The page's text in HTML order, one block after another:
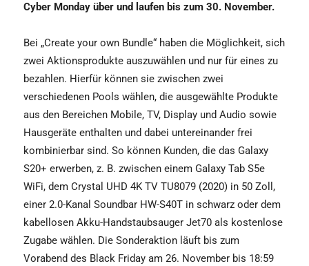
Cyber Monday über und laufen bis zum 30. November.
Bei „Create your own Bundle“ haben die Möglichkeit, sich
zwei Aktionsprodukte auszuwählen und nur für eines zu
bezahlen. Hierfür können sie zwischen zwei
verschiedenen Pools wählen, die ausgewählte Produkte
aus den Bereichen Mobile, TV, Display und Audio sowie
Hausgeräte enthalten und dabei untereinander frei
kombinierbar sind. So können Kunden, die das Galaxy
S20+ erwerben, z. B. zwischen einem Galaxy Tab S5e
WiFi, dem Crystal UHD 4K TV TU8079 (2020) in 50 Zoll,
einer 2.0-Kanal Soundbar HW-S40T in schwarz oder dem
kabellosen Akku-Handstaubsauger Jet70 als kostenlose
Zugabe wählen. Die Sonderaktion läuft bis zum
Vorabend des Black Friday am 26. November bis 18:59